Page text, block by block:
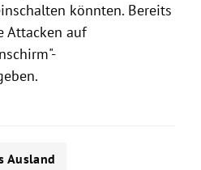
könnten. Bereits
Attacken auf
Ausland